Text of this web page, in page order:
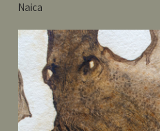
Naica